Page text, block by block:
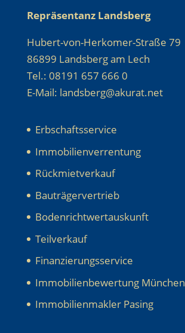
Repräsentanz Landsberg
Hubert-von-Herkomer-Straße 79
86899 Landsberg am Lech
Tel.: 08191 657 666 0
E-Mail: landsberg@akurat.net
Erbschaftsservice
Immobilienverrentung
Rückmietverkauf
Bauträgervertrieb
Bodenrichtwertauskunft
Teilverkauf
Finanzierungsservice
Immobilienbewertung München
Immobilienmakler Pasing